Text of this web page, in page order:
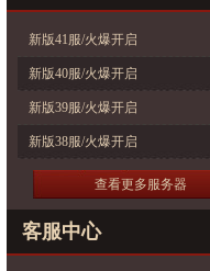
新版41服/火爆开启
新版40服/火爆开启
新版39服/火爆开启
新版38服/火爆开启
查看更多服务器
客服中心